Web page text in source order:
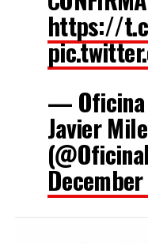
https://
— Oficina
Javier